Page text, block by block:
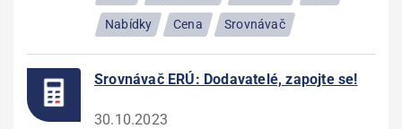
Nabídky Cena Srovnávač
Srovnávač ERÚ: Dodavatelé, zapojte se!
30.10.2023